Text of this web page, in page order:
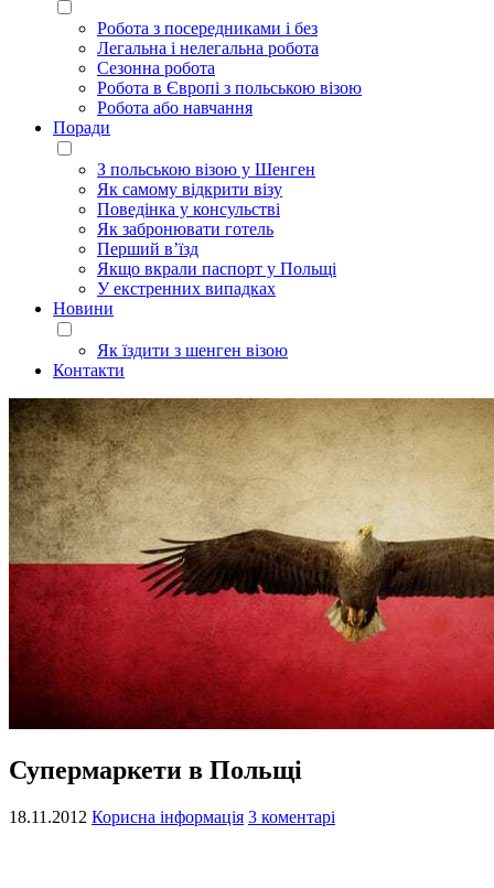
Робота з посередниками і без
Легальна і нелегальна робота
Сезонна робота
Робота в Європі з польською візою
Робота або навчання
Поради
З польською візою у Шенген
Як самому відкрити візу
Поведінка у консульстві
Як забронювати готель
Перший в’їзд
Якщо вкрали паспорт у Польщі
У екстренних випадках
Новини
Як їздити з шенген візою
Контакти
Супермаркети в Польщі
18.11.2012 Корисна інформація 3 коментарі